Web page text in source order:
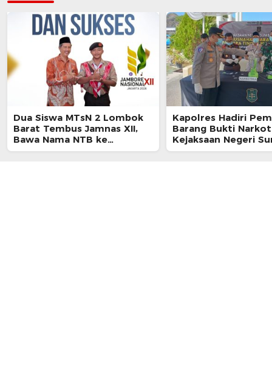
Dua Siswa MTsN 2 Lombok
Barat Tembus Jamnas XII,
Bawa Nama NTB ke
Panggung Nasional
Kapolres Hadiri
Barang Bukti
Kejaksaan Negeri
Barat